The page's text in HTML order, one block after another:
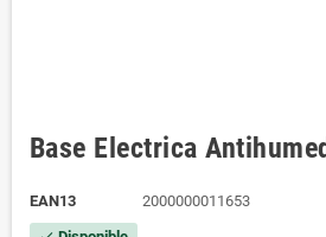
Base Electrica
EAN13 2000000011653